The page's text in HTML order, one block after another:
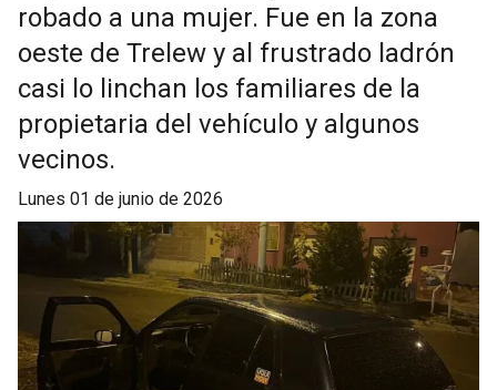
robado a una mujer. Fue en la zona
oeste de Trelew y al frustrado ladrón
casi lo linchan los familiares de la
propietaria del vehículo y algunos
vecinos.
lunes 01 de junio de 2026